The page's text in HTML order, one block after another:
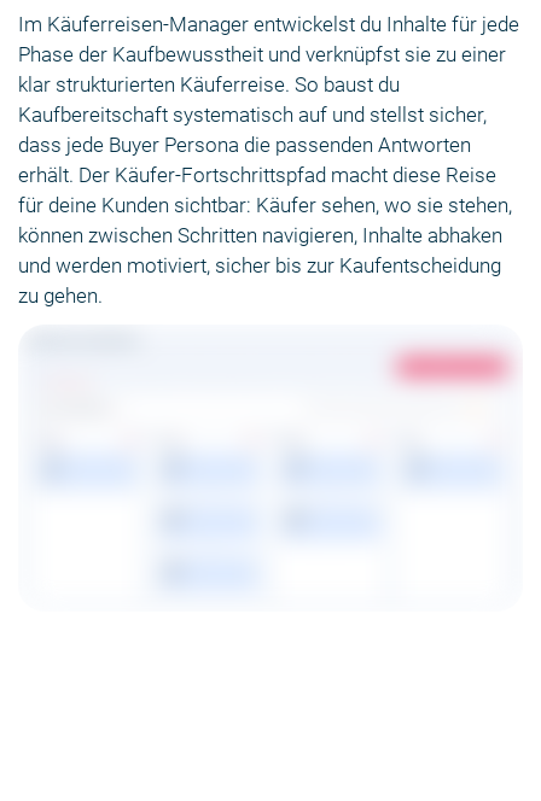
Im Käuferreisen-Manager entwickelst du Inhalte für jede
Phase der Kaufbewusstheit und verknüpfst sie zu einer
klar strukturierten Käuferreise. So baust du
Kaufbereitschaft systematisch auf und stellst sicher,
dass jede Buyer Persona die passenden Antworten
erhält. Der Käufer-Fortschrittspfad macht diese Reise
für deine Kunden sichtbar: Käufer sehen, wo sie stehen,
können zwischen Schritten navigieren, Inhalte abhaken
und werden motiviert, sicher bis zur Kaufentscheidung
zu gehen.